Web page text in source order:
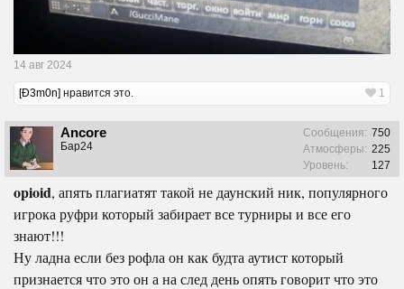
14 авг 2024
[Ð3m0n] нравится это. 1
Ancore
Бар24
Сообщения: 750
Атмосферы: 225
Уровень:
127
opioid, апять плагиатят такой не даунский ник, популярного
игрока руфри который забирает все турниры и все его
знают!!!
Ну ладна если без рофла он как будта аутист который
признается что это он а на след день опять говорит что это